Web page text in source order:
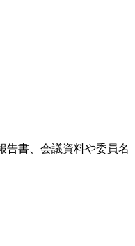
告書、会議資料や委員名